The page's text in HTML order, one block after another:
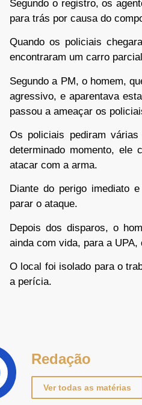
Segundo o registro, os
para trás por causa do
Quando os policiais
encontraram um carro
Segundo a PM, o homem,
agressivo, e aparentava
passou a ameaçar os
Os policiais pediram
determinado momento, ele
atacar com a arma.
Diante do perigo imediato
parar o ataque.
Depois dos disparos, o
ainda com vida, para a
O local foi isolado para o
a perícia.
Redação
Ver todas as matérias